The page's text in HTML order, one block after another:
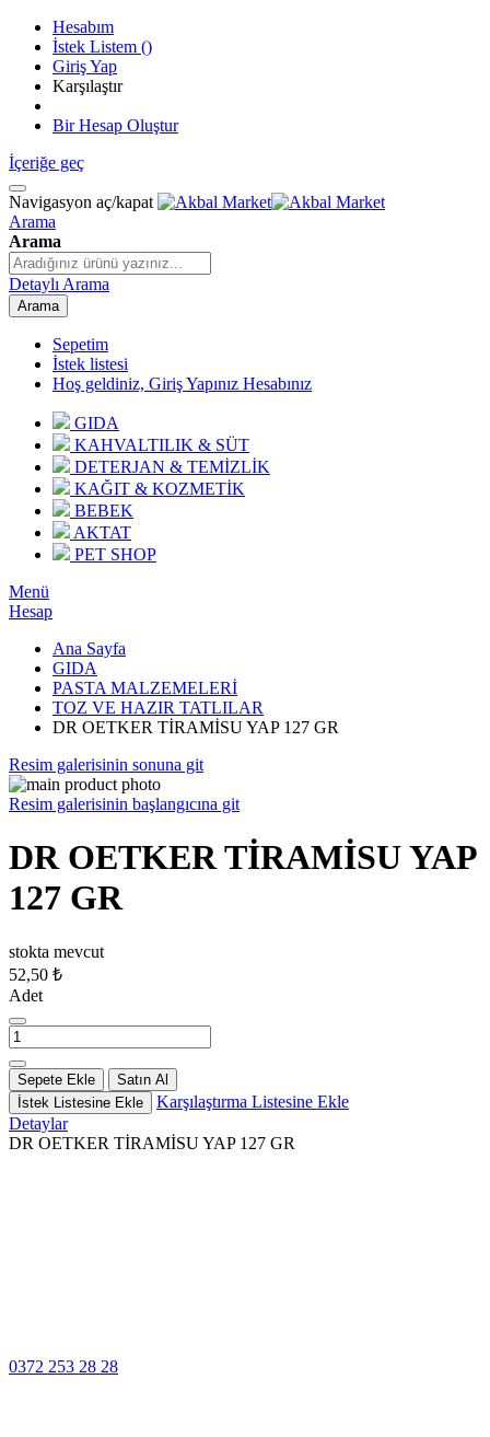
Hesabım
İstek Listem ()
Giriş Yap
Karşılaştır
Bir Hesap Oluştur
İçeriğe geç
Navigasyon aç/kapat
Arama
Arama
Detaylı Arama
Arama
Sepetim
İstek listesi
Hoş geldiniz, Giriş Yapınız Hesabınız
GIDA
KAHVALTILIK & SÜT
DETERJAN & TEMİZLİK
KAĞIT & KOZMETİK
BEBEK
AKTAT
PET SHOP
Menü
Hesap
Ana Sayfa
GIDA
PASTA MALZEMELERİ
TOZ VE HAZIR TATLILAR
DR OETKER TİRAMİSU YAP 127 GR
Resim galerisinin sonuna git
Resim galerisinin başlangıcına git
DR OETKER TİRAMİSU YAP
127 GR
stokta mevcut
52,50 ₺
Adet
Sepete Ekle
Satın Al
İstek Listesine Ekle
Karşılaştırma Listesine Ekle
Detaylar
DR OETKER TİRAMİSU YAP 127 GR
0372 253 28 28